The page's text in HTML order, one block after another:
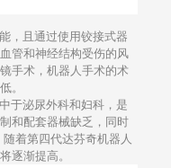
，且通过使用铰接式器
管和神经结构受伤的风
手术，机器人手术的术
。
于泌尿外科和妇科，是
和配套器械缺乏，同时
着第四代达芬奇机器人
逐渐提高。